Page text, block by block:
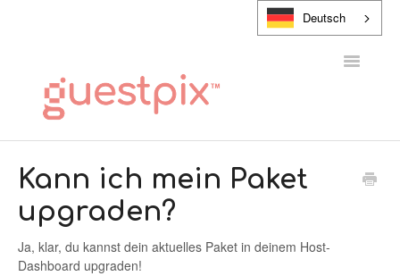
Deutsch
KONTAKT
Kann ich mein Paket
upgraden?
Ja, klar, du kannst dein aktuelles Paket in deinem Host-
Dashboard upgraden!